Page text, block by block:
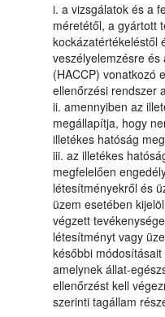
i. a vizsgálatok és a
méretétől, a gyártott
kockázatértékeléstől
veszélyelemzésre
(HACCP) vonatkozó
ellenőrzési rendszer
ii. amennyiben az
megállapítja, hogy
illetékes hatóság
iii. az illetékes
megfelelően
létesítményekről és
üzem esetében
végzett
létesítményt vagy
későbbi
amelynek állat-
ellenőrzést kell
szerinti tagállam